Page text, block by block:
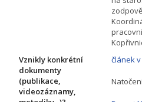
Vznikly konkrétní
dokumenty
(publikace,
videozáznamy,
článek